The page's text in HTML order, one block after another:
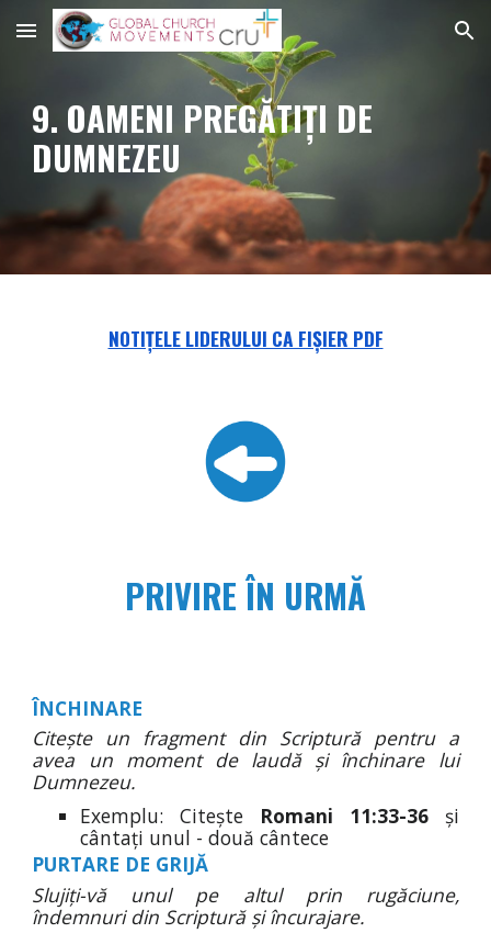
Skip to main content Skip to navigation
9. OAMENI PREGĂTIȚI DE
DUMNEZEU
NOTIȚELE LIDERULUI CA FIȘIER PDF
PRIVIRE ÎN URMĂ
ÎNCHINARE
Citește un fragment din Scriptură pentru a
avea un moment de laudă și închinare lui
Dumnezeu.
Exemplu: Citește Romani 11:33-36
și
cântați unul - două cântece
PURTARE DE GRIJĂ
Slujiți-vă unul pe altul prin rugăciune,
îndemnuri din Scriptură și încurajare.